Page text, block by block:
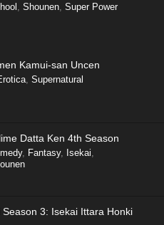
Shounen Super Power
Kamui-san Uncen
Supernatural
Datta Ken 4th Season
, Fantasy, Isekai
Season 3: Isekai Ittara Honki